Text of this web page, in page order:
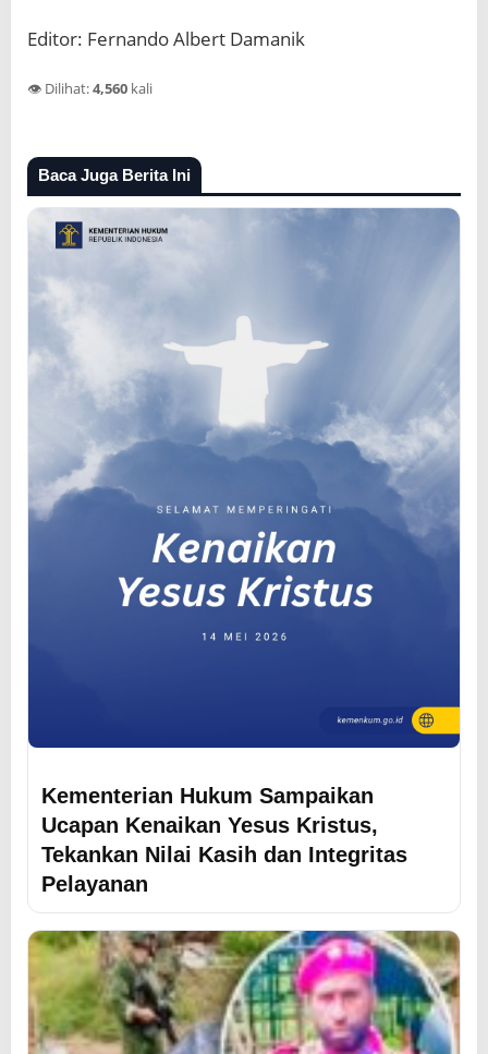
Editor: Fernando Albert Damanik
👁️ Dilihat:4,560 kali
Baca Juga Berita Ini
Kementerian Hukum Sampaikan
Ucapan Kenaikan Yesus Kristus,
Tekankan Nilai Kasih dan Integritas
Pelayanan